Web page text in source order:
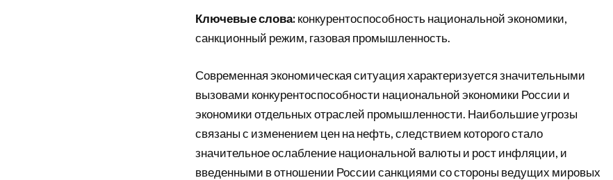
Ключевые слова:конкурентоспособность национальной экономики,
санкционный режим, газовая промышленность.
Современная экономическая ситуация характеризуется значительными
вызовами конкурентоспособности национальной экономики России и
экономики отдельных отраслей промышленности. Наибольшие угрозы
связаны с изменением цен на нефть, следствием которого стало
значительное ослабление национальной валюты и рост инфляции, и
введенными в отношении России санкциями со стороны ведущих мировых